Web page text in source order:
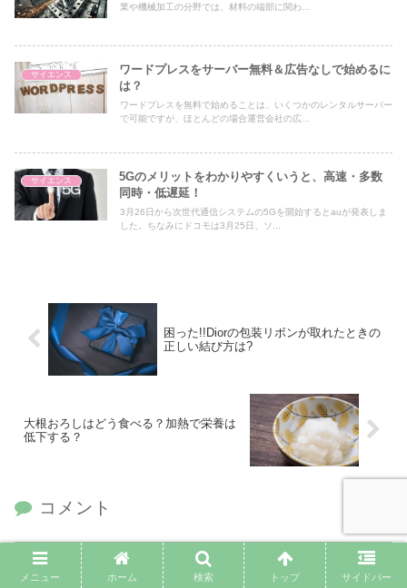
業や機械加工の分野では、材料の端部に関わ...
サイエンス
ワードプレスをサーバー無料＆広告なしで始めるに
は？
ワードプレスを無料で始めることは、いくつかのレンタルサーバー
で可能ですが、ほとんどの場合運営会社の広...
サイエンス
5Gのメリットをわかりやすくいうと、高速・多数
同時・低遅延！
3月26日から次世代通信システムの5Gを開始するとauが発表しま
した。ちなみにドコモは3月25日、ソ...
困った!!Diorの包装リボンが取れたときの
正しい結び方は?
大根おろしはどう食べる？加熱で栄養は
低下する？
コメント
コメントを書き込む
メニュー ホーム 検索 トップ サイドバー